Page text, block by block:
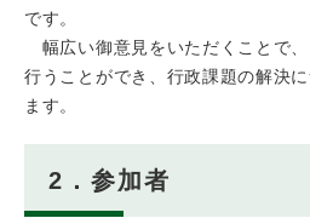
です。
幅広い御意見をいただくことで
行うことができ、行政課題の解決
ます。
2．参加者